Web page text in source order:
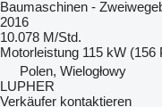
Baumaschinen -
2016
10.078 M/Std.
Motorleistung 115 kW (156
Polen, Wielogłowy
LUPHER
Verkäufer kontaktieren